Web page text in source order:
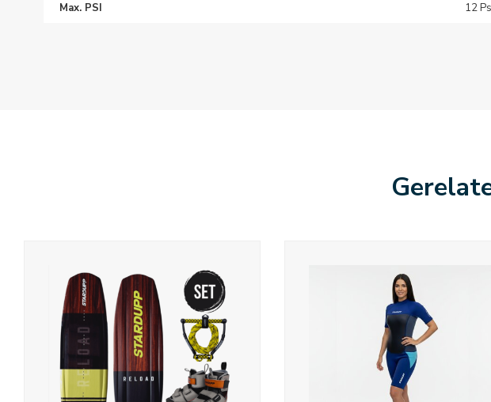
Max. PSI 12